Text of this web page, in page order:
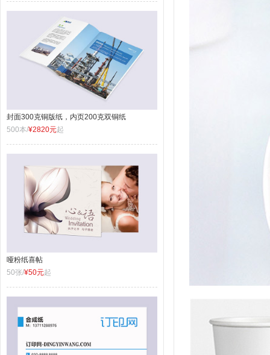
封面300克铜版纸，内页200克双铜纸
500本/¥2820元起
哑粉纸喜帖
50张/¥50元起